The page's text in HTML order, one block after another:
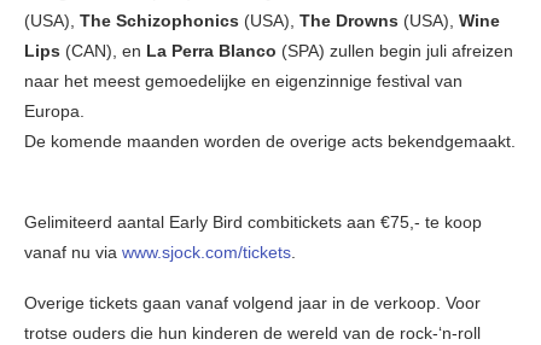
(USA), The Schizophonics (USA), The Drowns (USA), Wine
Lips (CAN), en La Perra Blanco (SPA) zullen begin juli afreizen
naar het meest gemoedelijke en eigenzinnige festival van
Europa.
De komende maanden worden de overige acts bekendgemaakt.
Gelimiteerd aantal Early Bird combitickets aan €75,- te koop
vanaf nu via www.sjock.com/tickets
Overige tickets gaan vanaf volgend jaar in de verkoop. Voor
trotse ouders die hun kinderen de wereld van de rock-‘n-roll